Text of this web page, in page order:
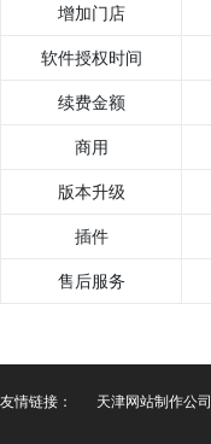
增加门店
软件授权时间
续费金额
商用
版本升级
插件
售后服务
友情链接： 天津网站制作公司